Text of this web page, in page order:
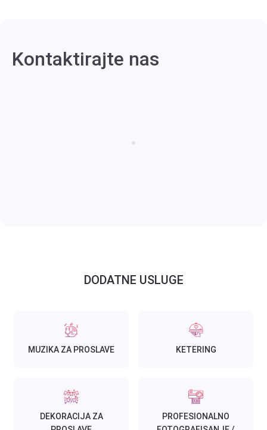
Kontaktirajte nas
DODATNE USLUGE
MUZIKA ZA PROSLAVE KETERING
DEKORACIJA ZA
PROFESIONALNO